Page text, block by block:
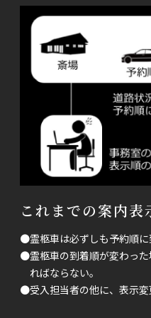
これまでの案内表
●霊柩車は必ずしも予約順に
●霊柩車の到着順が変わっ
ればならない。
●受入担当者の他に、表示変